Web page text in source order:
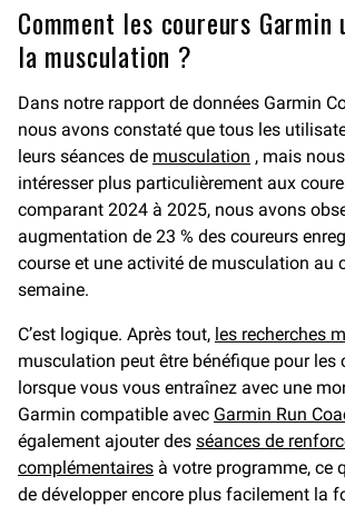
Comment les coureurs
la musculation ?
Dans notre rapport de données Garmin
nous avons constaté que tous les
leurs séances de musculation , mais
intéresser plus particulièrement aux
comparant 2024 à 2025, nous avons
augmentation de 23 % des coureurs
course et une activité de musculation au
semaine.
C’est logique. Après tout, les recherches
musculation peut être bénéfique pour les
lorsque vous vous entraînez avec une
Garmin compatible avec Garmin Run
également ajouter des séances de
complémentaires à votre programme, ce
de développer encore plus facilement la